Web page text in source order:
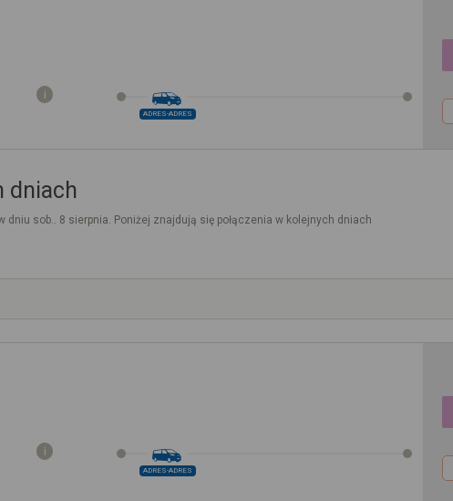
ADRES-ADRES
dniach
dniu sob.. 8 sierpnia. Poniżej znajdują się połączenia w kolejnych dniach
ADRES-ADRES